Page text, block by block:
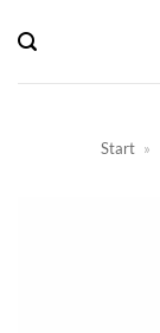
Inhalt
springen
Start »